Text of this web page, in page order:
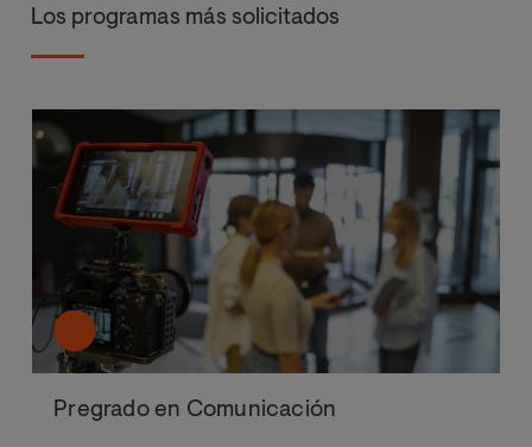
Los programas más solicitados
Pregrado en Comunicación